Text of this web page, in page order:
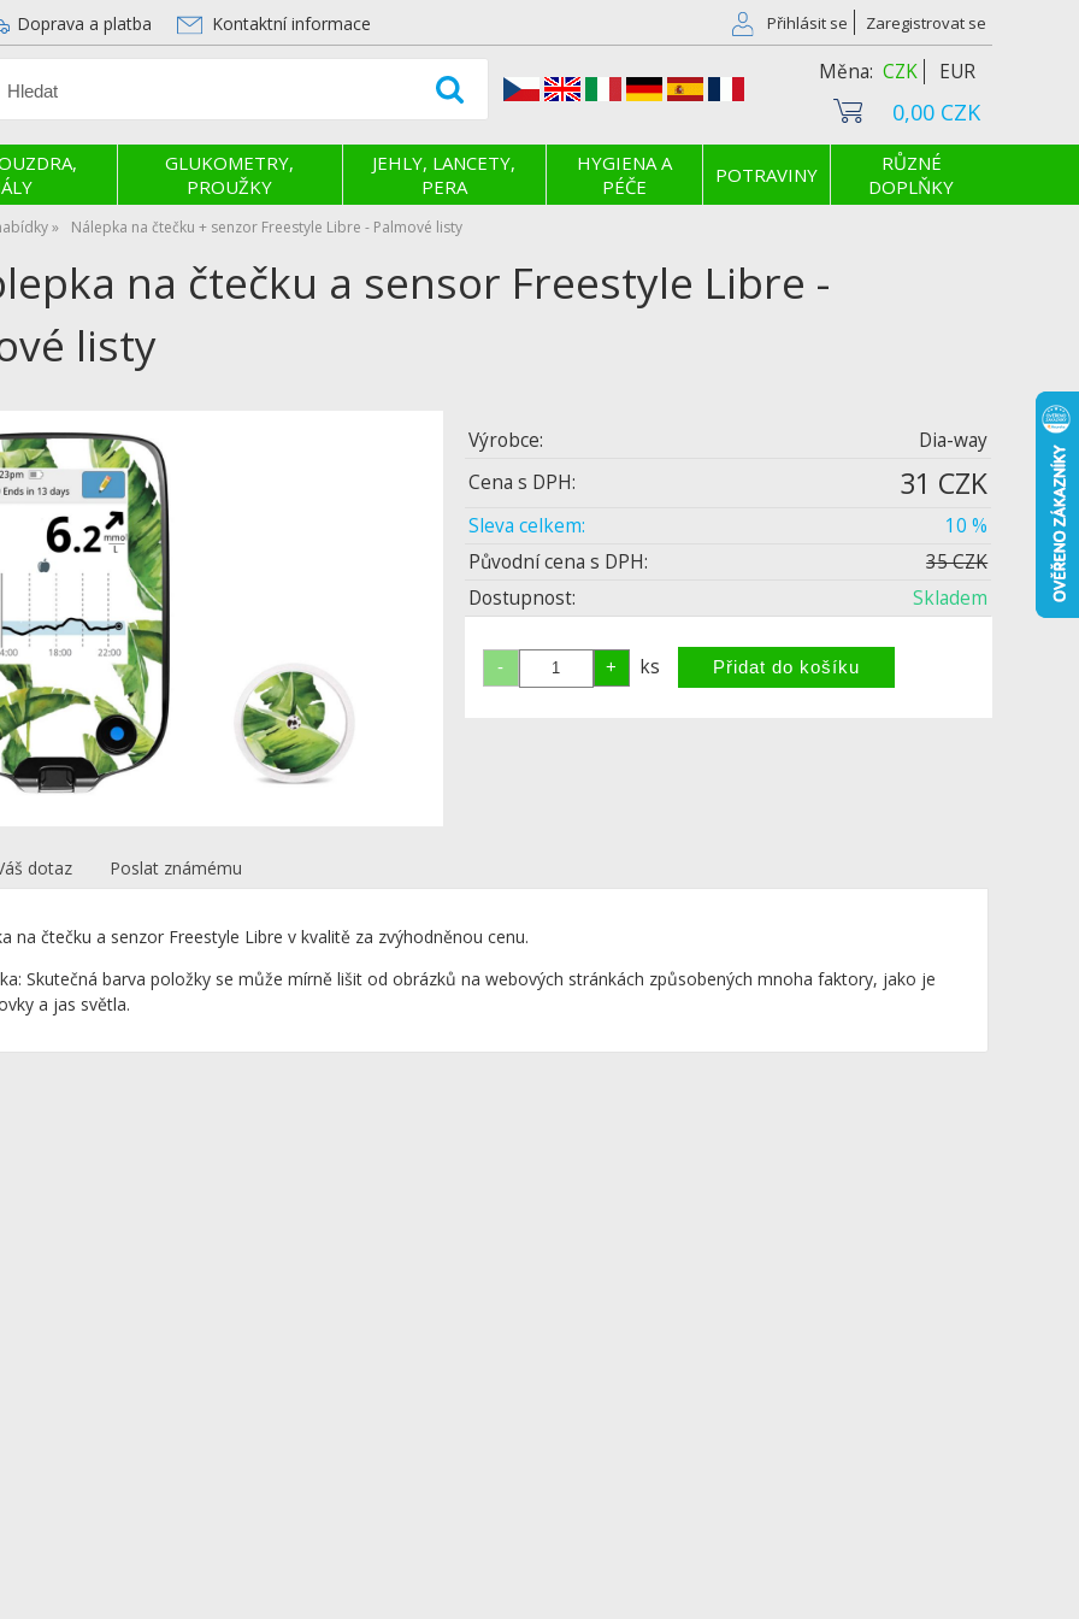
CZK EUR
Přihlásit se Zaregistrovat se
Doprava a platba Kontaktní informace
0,00 CZK
GLUKOMETRY,
PROUŽKY
JEHLY, LANCETY,
PERA
HYGIENA A
PÉČE
POTRAVINY
RŮZNÉ
DOPLŇKY
Nálepka na čtečku + senzor Freestyle Libre - Palmové listy
na čtečku a sensor Freestyle Libre -
listy
Výrobce:
Dia-way
Cena s DPH:
31 CZK
Sleva celkem:
10 %
Původní cena s DPH:
35 CZK
Dostupnost:
Skladem
ks
dotaz Poslat známému
na čtečku a senzor Freestyle Libre v kvalitě za zvýhodněnou cenu.
Skutečná barva položky se může mírně lišit od obrázků na webových stránkách způsobených mnoha faktory, jako je
a jas světla.